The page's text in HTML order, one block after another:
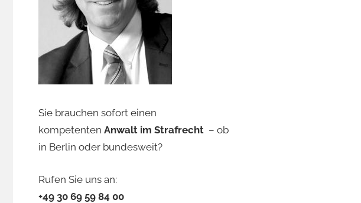
Sie brauchen sofort einen
kompetenten Anwalt im Strafrecht – ob
in Berlin oder bundesweit?
Rufen Sie uns an:
+49 30 69 59 84 00